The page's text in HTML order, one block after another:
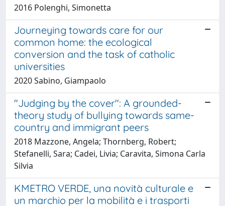
2016 Polenghi, Simonetta
Journeying towards care for our
common home: the ecological
conversion and the task of catholic
universities
2020 Sabino, Giampaolo
"Judging by the cover": A grounded-
theory study of bullying towards same-
country and immigrant peers
2018 Mazzone, Angela; Thornberg, Robert;
Stefanelli, Sara; Cadei, Livia; Caravita, Simona Carla
Silvia
KMETRO VERDE, una novità culturale e
un marchio per la mobilità e i trasporti